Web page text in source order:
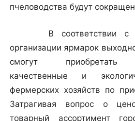
пчеловодства будут
В соответствии с
организации ярмарок
смогут приобретать
качественные и
фермерских хозяйств по
Затрагивая вопрос о
товарный ассортимент